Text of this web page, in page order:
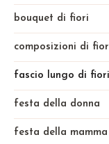
bouquet di fiori
composizioni di
fascio lungo di fiori
festa della donna
festa della mamma